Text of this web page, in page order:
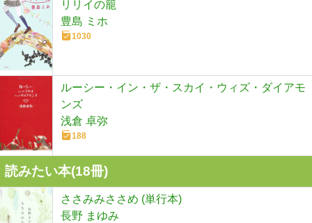
リリイの籠
豊島 ミホ
1030
ルーシー・イン・ザ・スカイ・ウィズ・ダイアモ
ンズ
浅倉 卓弥
188
読みたい本(18冊)
ささみみささめ (単行本)
長野 まゆみ